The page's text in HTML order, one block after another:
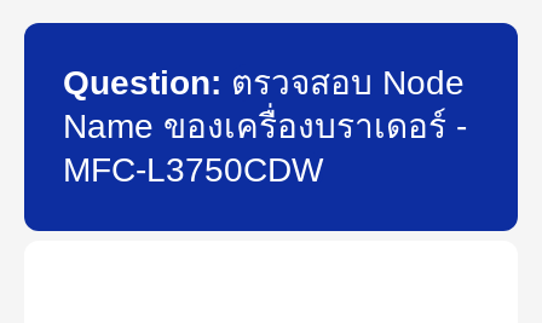
Question: ตรวจสอบ Node
Name ของเครื่องบราเดอร์ -
MFC-L3750CDW